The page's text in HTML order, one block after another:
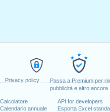
Privacy policy
Passa a Premium per
pubblicità e altro ancora
Calcolatore
Calendario annuale
API for developers
Esporta Excel